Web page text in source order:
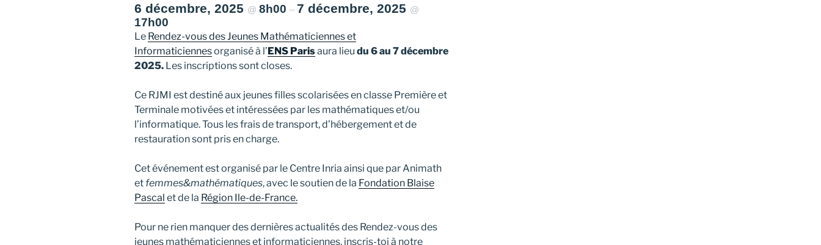
6 décembre, 2025 @ 8h00 – 7 décembre, 2025 @
17h00
Le Rendez-vous des Jeunes Mathématiciennes et
Informaticiennesorganisé à l’ENS Parisaura lieu du 6 au 7 décembre
2025. Les inscriptions sont closes.
Ce RJMI est destiné aux jeunes filles scolarisées en classe Première et
Terminale motivées et intéressées par les mathématiques et/ou
l’informatique. Tous les frais de transport, d’hébergement et de
restauration sont pris en charge.
Cet événement est organisé par le Centre Inria ainsi que par Animath
et femmes&mathématiques, avec le soutien de la Fondation Blaise
Pascal et de la Région Ile-de-France.
Pour ne rien manquer des dernières actualités des Rendez-vous des
jeunes mathématiciennes et informaticiennes, inscris-toi à notre